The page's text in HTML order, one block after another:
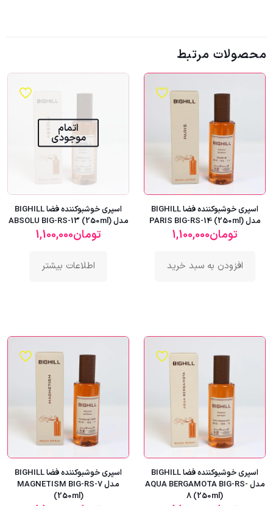
محصولات مرتبط
اسپری خوشبوکننده فضا BIGHILL
مدل PARIS BIG-RS-14 (250ml)
تومان1,100,000
افزودن به سبد خرید
اتمام
موجودی
اسپری خوشبوکننده فضا BIGHILL
مدل ABSOLU BIG-RS-13 (250ml)
تومان1,100,000
اطلاعات بیشتر
اسپری خوشبوکننده فضا BIGHILL
مدل AQUA BERGAMOTA BIG-RS-
8 (250ml)
اسپری خوشبوکننده فضا BIGHILL
مدل MAGNETISM BIG-RS-7
(250ml)